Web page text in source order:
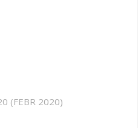
(FEBR 2020)